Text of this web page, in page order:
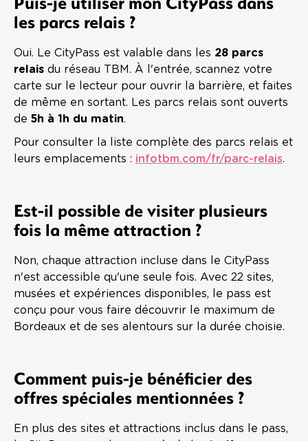
les parcs relais ?
Oui. Le CityPass est valable dans les 28 parcs
relais du réseau TBM. À l'entrée, scannez votre
carte sur le lecteur pour ouvrir la barrière, et faites
de même en sortant. Les parcs relais sont ouverts
de 5h à 1h du matin.
Pour consulter la liste complète des parcs relais et
leurs emplacements : infotbm.com/fr/parc-relais.
Est-il possible de visiter plusieurs
fois la même attraction ?
Non, chaque attraction incluse dans le CityPass
n'est accessible qu'une seule fois. Avec 22 sites,
musées et expériences disponibles, le pass est
conçu pour vous faire découvrir le maximum de
Bordeaux et de ses alentours sur la durée choisie.
Comment puis-je bénéficier des
offres spéciales mentionnées ?
En plus des sites et attractions inclus dans le pass,